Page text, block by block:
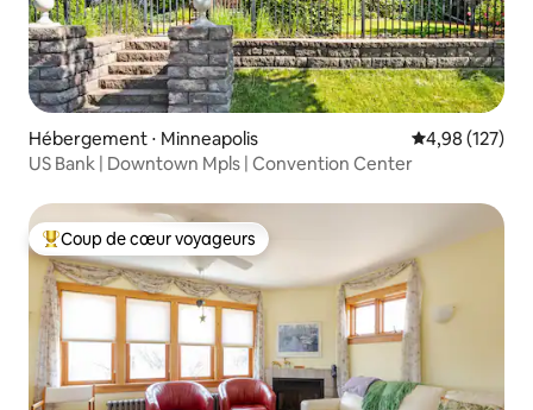
Hébergement ⋅ Minneapolis Évaluation
4,98 (127)
US Bank | Downtown Mpls | Convention Center
Coups de cœur voyageurs les plus appréciés
Coup de cœur voyageurs